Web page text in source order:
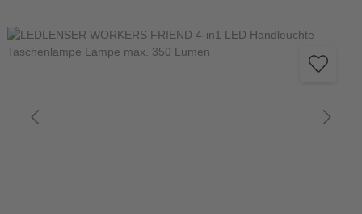
Bildergalerie überspringen